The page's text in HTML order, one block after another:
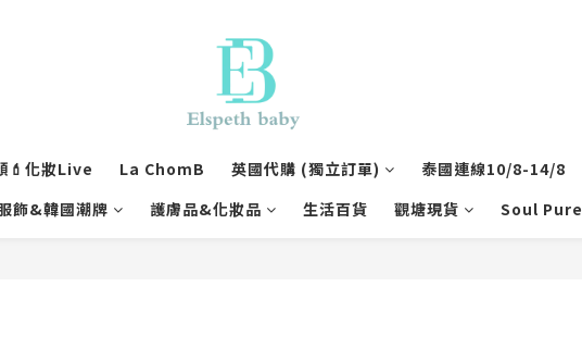
💄化妝Live La ChomB 英國代購 (獨立訂單) 泰國連線10/8-14/8
飾&韓國潮牌
護膚品&化妝品 生活百貨 觀塘現貨 Soul Pure